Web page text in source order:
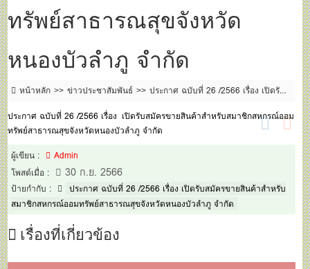
ทรัพย์สาธารณสุขจังหวัด
หนองบัวลำภู จำกัด
หน้าหลัก ข่าวประชาสัมพันธ์
ประกาศ ฉบับที่ 26 /2566 เรื่อง เปิดรับ
หนองบัวลำภู จำกัด
ประกาศ ฉบับที่ 26 /2566 เรื่อง เปิดรับสมัครขายสินค้าสำหรับสมาชิกสหกรณ์ออม
ทรัพย์สาธารณสุขจังหวัดหนองบัวลำภู จำกัด
ผู้เขียน :
Admin
โพสต์เมื่อ :
30 ก.ย. 2566
ป้ายกำกับ :
ประกาศ ฉบับที่ 26 /2566 เรื่อง เปิดรับสมัครขายสินค้าสำหรับ
สมาชิกสหกรณ์ออมทรัพย์สาธารณสุขจังหวัดหนองบัวลำภู จำกัด
เรื่องที่เกี่ยวข้อง